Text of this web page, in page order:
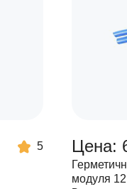
5
Цена:
модуля